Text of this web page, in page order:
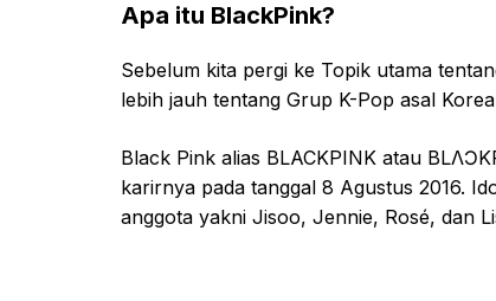
Apa itu BlackPink?
Sebelum kita pergi ke Topik utama
lebih jauh tentang Grup K-Pop asal
Black Pink alias BLACKPINK atau
karirnya pada tanggal 8 Agustus 2016.
anggota yakni Jisoo, Jennie, Rosé, dan